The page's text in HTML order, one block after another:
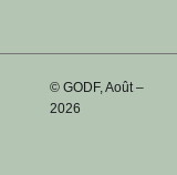
© GODF, Août –
2026